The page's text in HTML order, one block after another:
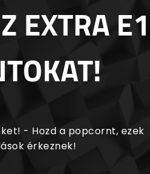
EXTRA E1
- Hozd a popcornt, ezek
érkeznek!